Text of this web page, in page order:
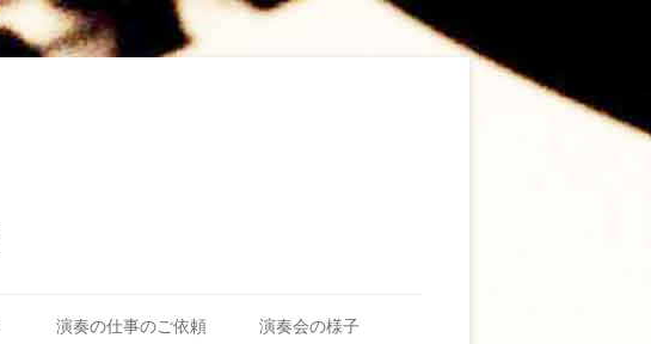
演奏の仕事のご依頼 演奏会の様子